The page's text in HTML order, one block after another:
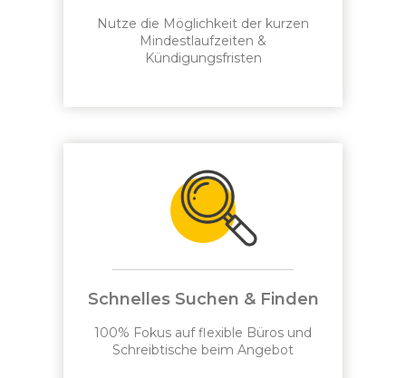
Nutze die Möglichkeit der kurzen
Mindestlaufzeiten &
Kündigungsfristen
Schnelles Suchen & Finden
100% Fokus auf flexible Büros und
Schreibtische beim Angebot